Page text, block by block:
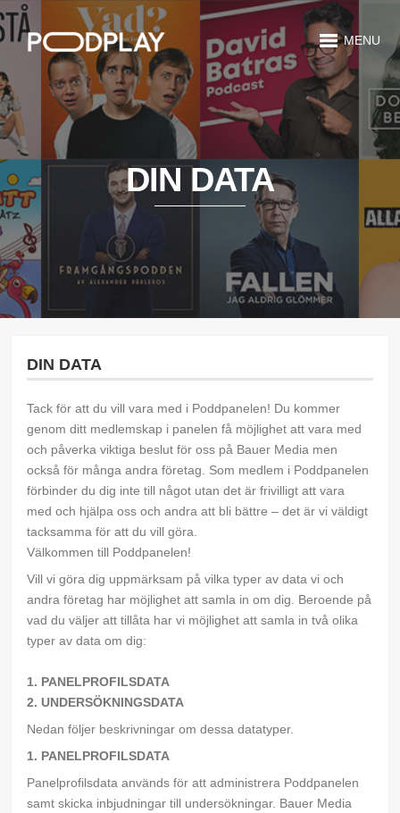
MENU
DIN DATA
DIN DATA
Tack för att du vill vara med i Poddpanelen! Du kommer
genom ditt medlemskap i panelen få möjlighet att vara med
och påverka viktiga beslut för oss på Bauer Media men
också för många andra företag. Som medlem i Poddpanelen
förbinder du dig inte till något utan det är frivilligt att vara
med och hjälpa oss och andra att bli bättre – det är vi väldigt
tacksamma för att du vill göra.
Välkommen till Poddpanelen!
Vill vi göra dig uppmärksam på vilka typer av data vi och
andra företag har möjlighet att samla in om dig. Beroende på
vad du väljer att tillåta har vi möjlighet att samla in två olika
typer av data om dig:
1. PANELPROFILSDATA
2. UNDERSÖKNINGSDATA
Nedan följer beskrivningar om dessa datatyper.
1. PANELPROFILSDATA
Panelprofilsdata används för att administrera Poddpanelen
samt skicka inbjudningar till undersökningar. Bauer Media